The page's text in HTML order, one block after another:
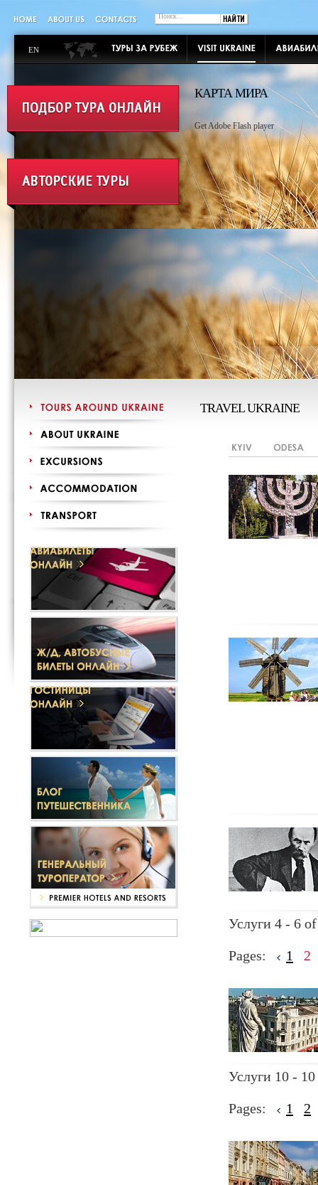
EN
КАРТА МИРА
Get Adobe Flash player
TRAVEL UKRAINE
Услуги 4 - 6
Pages: 1 2
Услуги 10 -
Pages: 1 2